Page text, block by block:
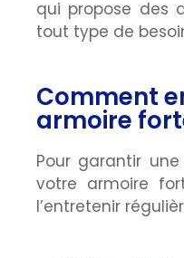
qui propose des
tout type de
Comment
armoire
Pour garantir une
votre armoire
l’entretenir